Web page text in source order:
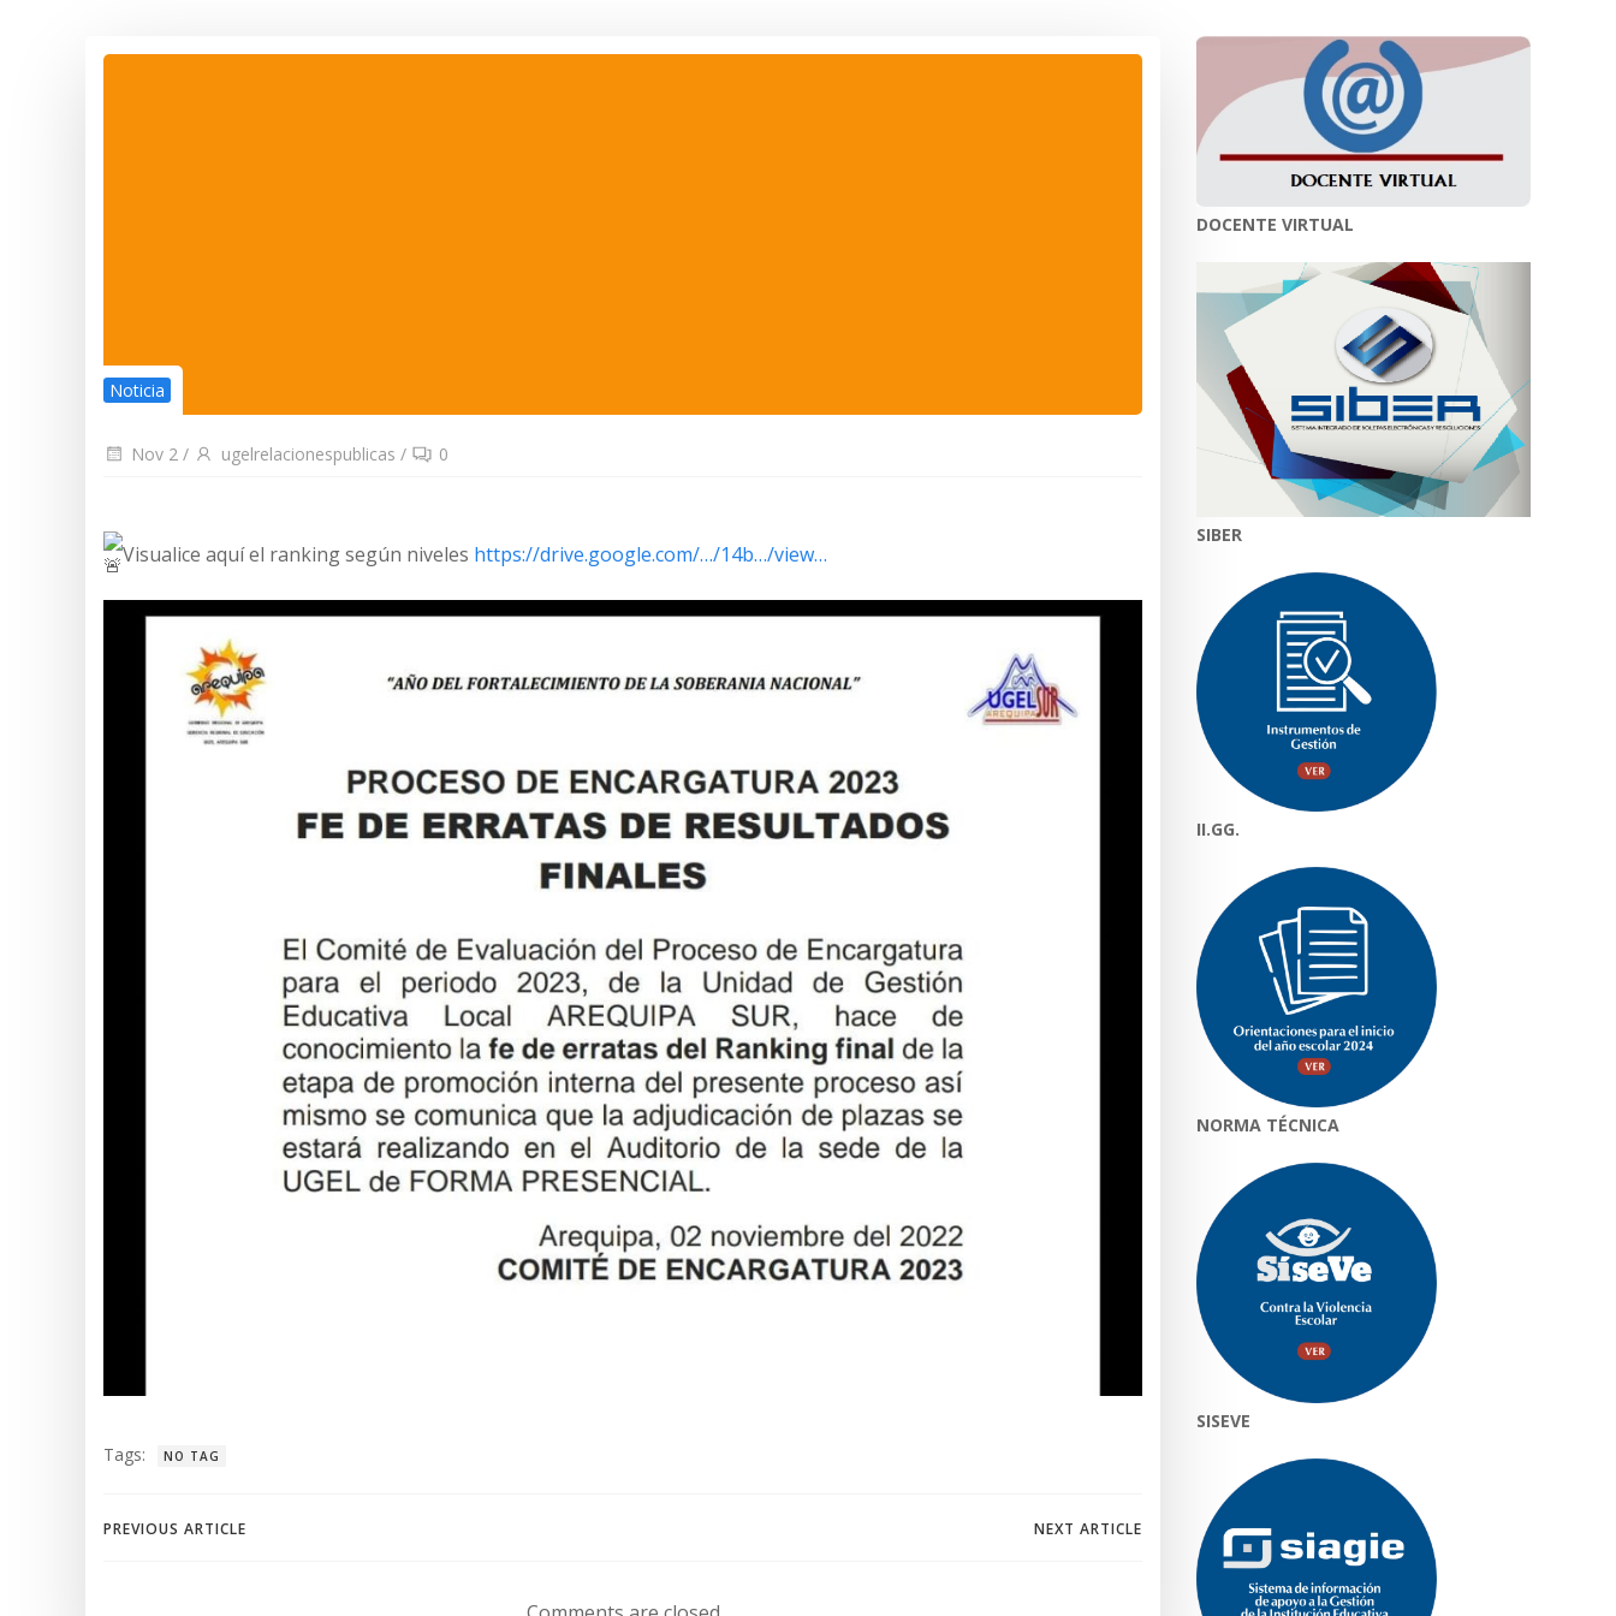
Noticia
Nov 2 / ugelrelacionespublicas / 0
Visualice aquí el ranking según niveles https://drive.google.com/…/14b…/view…
Tags: NO TAG
Navegación
PREVIOUS ARTICLE
de
NEXT ARTICLE
DOCENTE VIRTUAL
SIBER
II.GG.
NORMA TÉCNICA
SISEVE